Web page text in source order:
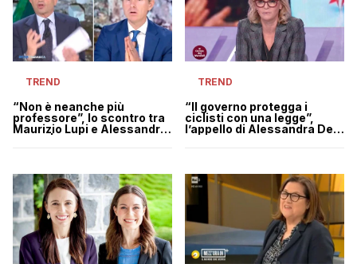
TREND
“Non è neanche più
professore”, lo scontro tra
Maurizio Lupi e Alessandro
TREND
“Il governo protegga i
ciclisti con una legge”,
l’appello di Alessandra De